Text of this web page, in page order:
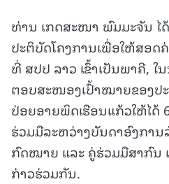
ທ່ານ ເກດສະໜາ ພົມມະຈັນ ໄ
ປະຕິບັດໂຄງການເພື່ອໃຫ້ສອ
ທີ່ ສປປ ລາວ ເຂົ້າເປັນພາຄີ,
ຕອບສະໜອງເປົ້າໝາຍຂອງປ
ປ່ອຍອາຍພິດເຮືອນແກ້ວໃຫ້ໄດ້
ຮ່ວມມືລະຫວ່າງບັນດາອົງການ
ກົດໝາຍ ແລະ ຄູ່ຮ່ວມມືສາກົນ
ກ່າວຮ່ວມກັນ.